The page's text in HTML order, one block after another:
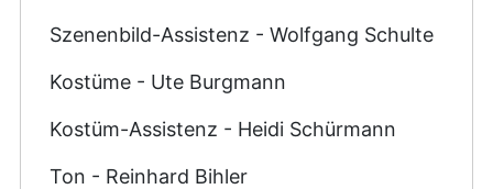
Szenenbild-Assistenz - Wolfgang Schulte
Kostüme - Ute Burgmann
Kostüm-Assistenz - Heidi Schürmann
Ton - Reinhard Bihler